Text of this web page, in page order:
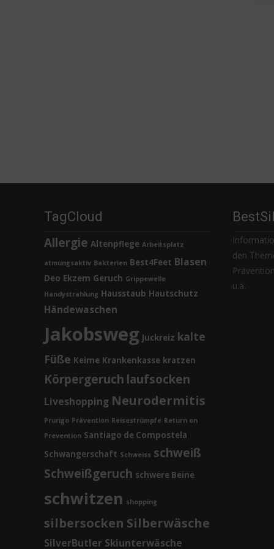
TagCloud
Allergie Altenpflege Arbeitsplatz
atmungsaktiv Bakterien Best4Feet Blasen
Deo Ekzem Geruch Grippewelle
Handystrahlung Hausstaub Hautschutz
Händewaschen
Jakobsweg Juckreiz kalte
Füße Keime Krankenkasse kratzen
Körpergeruch laufsocken
Liveshopping Neurodermitis
Prurigo Prävention Reisestrümpfe Return on
Prevention Santiago de Compostela
Schwangerschaft Schweiss schweiß
Schweißgeruch schwere Beine
schwitzen shopping
silbersocken Silberwäsche
SilverButler Skiunterwäsche
den
u.ä.